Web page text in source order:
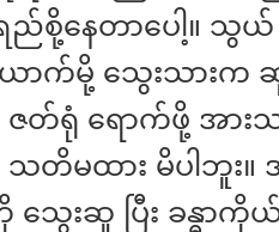
စို့နေတာပေါ့။ သွ
က်မို့ သွေးသားက
တ်ရုံ ရောက်ဖို့ အား
မထား မိပါဘူး။
းဆူ ပြီး ခန္ဓာကို